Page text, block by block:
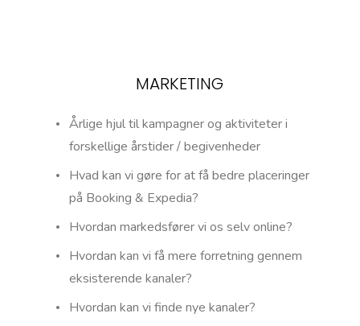
MARKETING
Årlige hjul til kampagner og aktiviteter i
forskellige årstider / begivenheder
Hvad kan vi gøre for at få bedre placeringer
på Booking & Expedia?
Hvordan markedsfører vi os selv online?
Hvordan kan vi få mere forretning gennem
eksisterende kanaler?
Hvordan kan vi finde nye kanaler?